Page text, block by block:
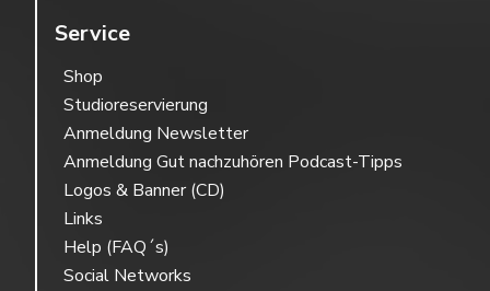
Service
Shop
Studioreservierung
Anmeldung Newsletter
Anmeldung Gut nachzuhören Podcast-Tipps
Logos & Banner (CD)
Links
Help (FAQ´s)
Social Networks